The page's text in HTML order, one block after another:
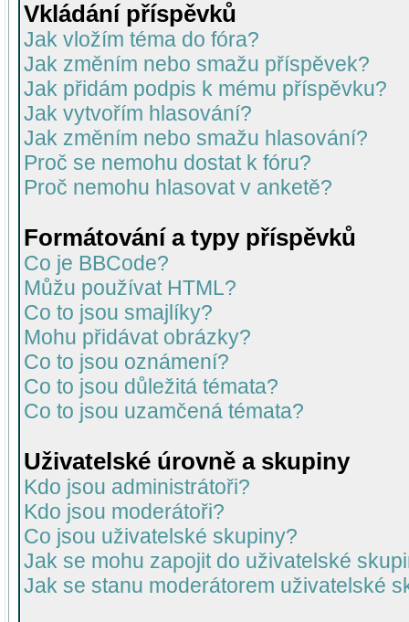
Vkládání příspěvků
Jak vložím téma do fóra?
Jak změním nebo smažu příspěvek?
Jak přidám podpis k mému příspěvku?
Jak vytvořím hlasování?
Jak změním nebo smažu hlasování?
Proč se nemohu dostat k fóru?
Proč nemohu hlasovat v anketě?
Formátování a typy příspěvků
Co je BBCode?
Můžu používat HTML?
Co to jsou smajlíky?
Mohu přidávat obrázky?
Co to jsou oznámení?
Co to jsou důležitá témata?
Co to jsou uzamčená témata?
Uživatelské úrovně a skupiny
Kdo jsou administrátoři?
Kdo jsou moderátoři?
Co jsou uživatelské skupiny?
Jak se mohu zapojit do uživatelské
Jak se stanu moderátorem uživatelské